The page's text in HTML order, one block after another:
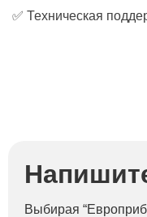
✅ Техническая
Выбирая